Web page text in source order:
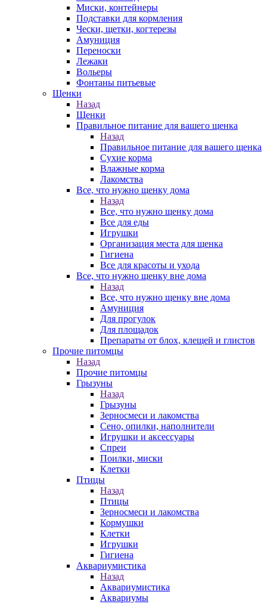
Миски, контейнеры
Подставки для кормления
Чески, щетки, когтерезы
Амуниция
Переноски
Лежаки
Вольеры
Фонтаны питьевые
Щенки
Назад
Щенки
Правильное питание для вашего щенка
Назад
Правильное питание для вашего щенка
Сухие корма
Влажные корма
Лакомства
Все, что нужно щенку дома
Назад
Все, что нужно щенку дома
Все для еды
Игрушки
Организация места для щенка
Гигиена
Все для красоты и ухода
Все, что нужно щенку вне дома
Назад
Все, что нужно щенку вне дома
Амуниция
Для прогулок
Для площадок
Препараты от блох, клещей и глистов
Прочие питомцы
Назад
Прочие питомцы
Грызуны
Назад
Грызуны
Зерносмеси и лакомства
Сено, опилки, наполнители
Игрушки и аксессуары
Спреи
Поилки, миски
Клетки
Птицы
Назад
Птицы
Зерносмеси и лакомства
Кормушки
Клетки
Игрушки
Гигиена
Аквариумистика
Назад
Аквариумистика
Аквариумы